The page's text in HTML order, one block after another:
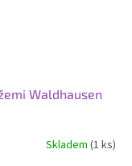
Waldhausen
Skladem (1 ks)